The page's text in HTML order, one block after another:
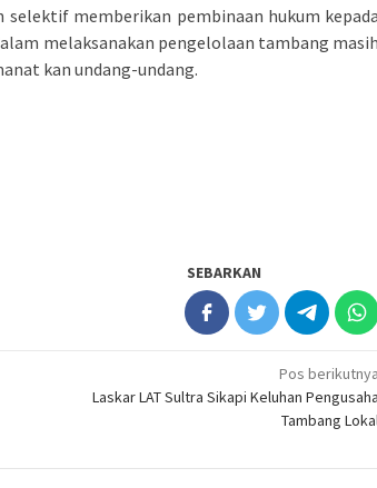
memberikan pembinaan hukum kepada
melaksanakan pengelolaan tambang masih
kan undang-undang.
SEBARKAN
Pos berikutnya
Laskar LAT Sultra Sikapi Keluhan Pengusaha
Tambang